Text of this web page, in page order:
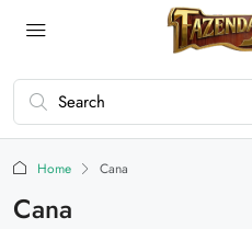
Home Cana
Cana